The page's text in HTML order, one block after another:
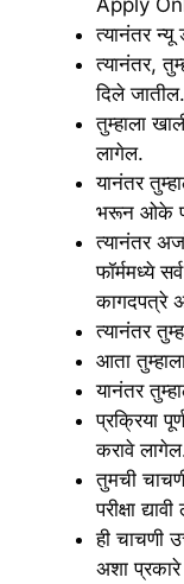
त्यानंतर न्यू
त्यानंतर,
दिले जातील.
तुम्हाला
लागेल.
यानंतर
भरून ओके
त्यानंतर
फॉर्ममध्ये
कागदपत्रे
त्यानंतर
आता
यानंतर
प्रक्रिया
करावे
तुमची
परीक्षा
ही चाचणी
अशा प्रकारे